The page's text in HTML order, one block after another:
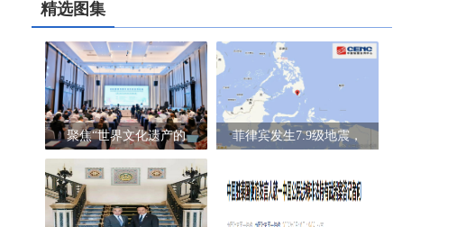
精选图集
聚焦“世界文化遗产的 菲律宾发生7.9级地震，